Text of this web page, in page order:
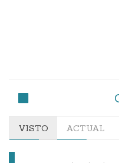
VISTO ACTUAL